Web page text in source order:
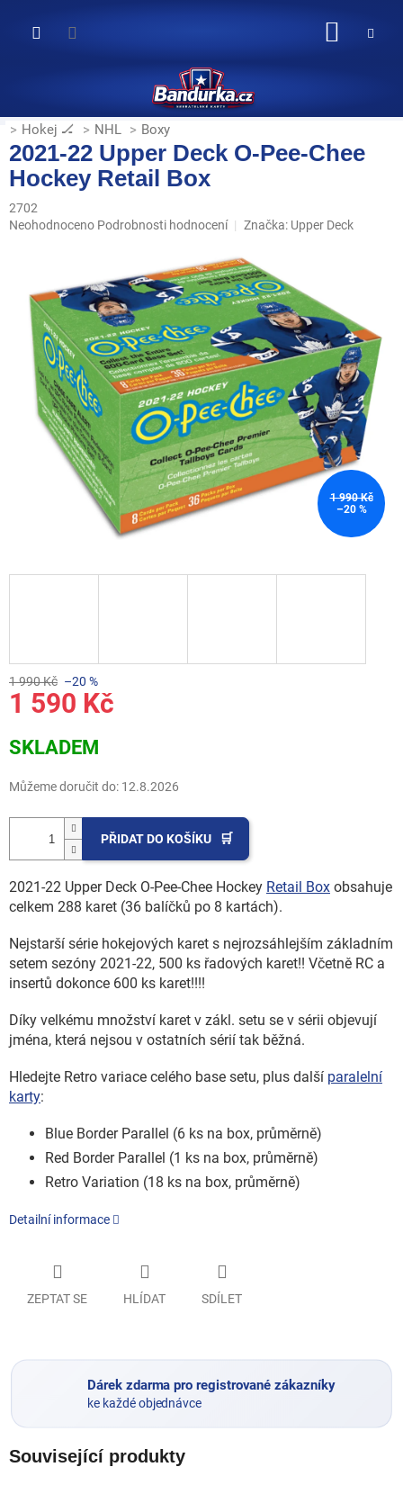
obsah
Hokej 🏒 NHL Boxy
2021-22 Upper Deck O-Pee-Chee
Hockey Retail Box
2702
Průměrné
hvězdiček.
Neohodnoceno Podrobnosti hodnocení Značka: Upper Deck
1 990 Kč
–20 %
1 990 Kč –20 %
1 590 Kč
cena:
SKLADEM
Můžeme doručit do: 12.8.2026
PŘIDAT DO KOŠÍKU
2021-22 Upper Deck O-Pee-Chee Hockey Retail Box obsahuje
celkem 288 karet (36 balíčků po 8 kartách).
Nejstarší série hokejových karet s nejrozsáhlejším základním
setem sezóny 2021-22, 500 ks řadových karet!! Včetně RC a
insertů dokonce 600 ks karet!!!!
Díky velkému množství karet v zákl. setu se v sérii objevují
jména, která nejsou v ostatních sérií tak běžná.
Hledejte Retro variace celého base setu, plus další paralelní
karty:
Blue Border Parallel (6 ks na box, průměrně)
Red Border Parallel (1 ks na box, průměrně)
Retro Variation (18 ks na box, průměrně)
Detailní informace
ZEPTAT SE HLÍDAT SDÍLET
Dárek zdarma pro registrované zákazníky
ke každé objednávce
Související produkty